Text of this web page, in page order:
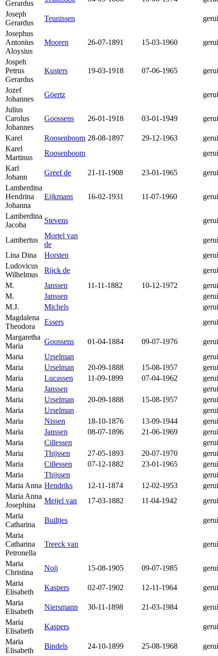
Gerardus
Joseph
Gerardus
Teunissen
Josephus
Antonius
Aloysius
Mooren 26-07-1891 15-03-1960
Jospeh
Petrus
Gerardus
Kusters 19-03-1918 07-06-1965
Jozef
Johannes
Göertz
Julius
Carolus
Johannes
Goossens 26-01-1918 03-01-1949
Karel Roosenboom 28-08-1897 29-12-1963
Karel
Martinus
Roosenboom
Karl
Johann
Greef de 21-11-1908 23-01-1965
Lamberdina
Hendrina
Johanna
Eijkmans 16-02-1931 11-07-1960
Lamberdina
Jacoba
Stevens
Lambertus
Mortel van
de
Lina Dina
Horsten
Ludovicus
Wilhelmus
Rijck de
M.
Janssen 11-11-1882 10-12-1972
M.
Janssen
M.J.
Michels
Magdalena
Theodora
Essers
Margaretha
Maria
Goossens 01-04-1884 09-07-1976
Maria
Urselman
Maria
Urselman 20-09-1888 15-08-1957
Maria
Lucassen 11-09-1899 07-04-1962
Maria
Janssen
Maria
Urselman 20-09-1888 15-08-1957
Maria
Urselman
Maria
Nissen 18-10-1876 13-09-1944
Maria
Janssen 08-07-1896 21-06-1969
Maria
Cillessen
Maria
Thijssen 27-05-1893 20-07-1970
Maria
Cillessen 07-12-1882 23-01-1965
Maria
Thijssen
Maria Anna Hendriks 12-11-1874 12-02-1953
Maria Anna
Josephina
Meijel van 17-03-1882 11-04-1942
Maria
Catharina
Builtjes
Maria
Catharina
Petronella
Treeck van
Maria
Christina
Noij 15-08-1905 09-07-1985
Maria
Elisabeth
Kaspers 02-07-1902 12-11-1964
Maria
Elisabeth
Niersmann 30-11-1898 21-03-1984
Maria
Elisabeth
Kaspers
Maria
Elisabeth
Bindels 24-10-1899 25-08-1968